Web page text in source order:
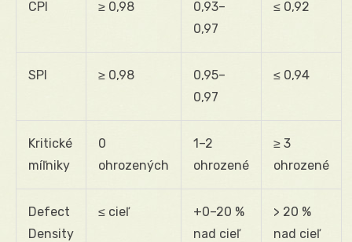
CPI ≥ 0,98
0,93–
0,97
≤ 0,92
SPI ≥ 0,98
0,95–
0,97
≤ 0,94
Kritické
míľniky
0
ohrozených
1–2
ohrozené
≥ 3
ohrozené
Defect
Density
≤ cieľ
+0–20 %
nad cieľ
> 20 %
nad cieľ